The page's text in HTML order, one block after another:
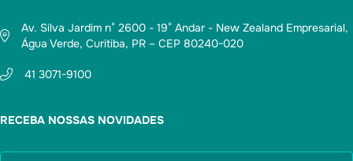
Av. Silva Jardim n° 2600 - 19° Andar - New Zealand Empresarial,
Água Verde, Curitiba, PR – CEP 80240-020
41 3071-9100
RECEBA NOSSAS NOVIDADES